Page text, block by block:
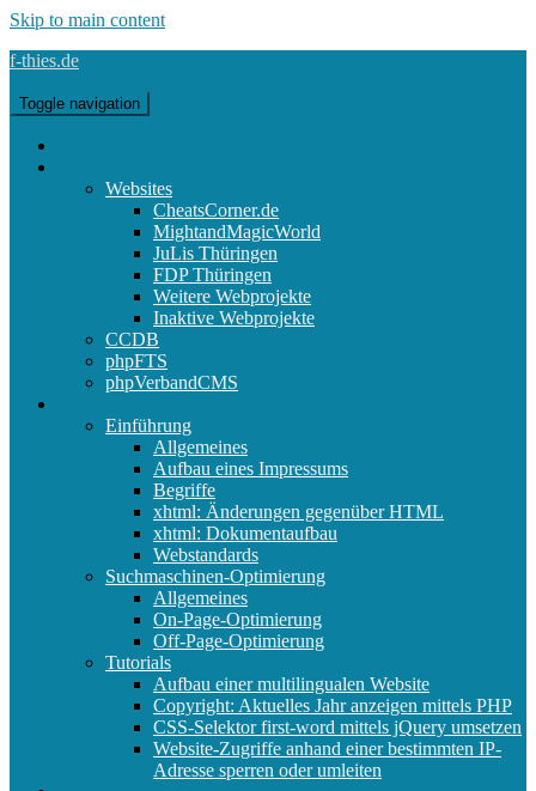
Skip to main content
f-thies.de
Toggle navigation
Websites
CheatsCorner.de
MightandMagicWorld
JuLis Thüringen
FDP Thüringen
Weitere Webprojekte
Inaktive Webprojekte
CCDB
phpFTS
phpVerbandCMS
Einführung
Allgemeines
Aufbau eines Impressums
Begriffe
xhtml: Änderungen gegenüber HTML
xhtml: Dokumentaufbau
Webstandards
Suchmaschinen-Optimierung
Allgemeines
On-Page-Optimierung
Off-Page-Optimierung
Tutorials
Aufbau einer multilingualen Website
Copyright: Aktuelles Jahr anzeigen mittels PHP
CSS-Selektor first-word mittels jQuery umsetzen
Website-Zugriffe anhand einer bestimmten IP-
Adresse sperren oder umleiten